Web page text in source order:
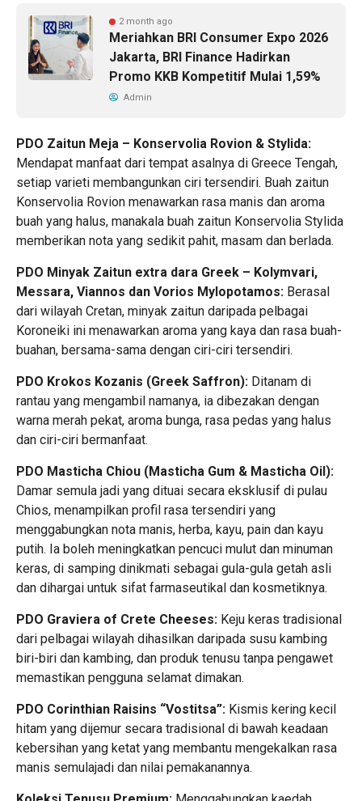
2 month ago
Meriahkan BRI Consumer Expo 2026
Jakarta, BRI Finance Hadirkan
Promo KKB Kompetitif Mulai 1,59%
Admin
PDO Zaitun Meja – Konservolia Rovion & Stylida:
Mendapat manfaat dari tempat asalnya di Greece Tengah,
setiap varieti membangunkan ciri tersendiri. Buah zaitun
Konservolia Rovion menawarkan rasa manis dan aroma
buah yang halus, manakala buah zaitun Konservolia Stylida
memberikan nota yang sedikit pahit, masam dan berlada.
PDO Minyak Zaitun extra dara Greek – Kolymvari,
Messara, Viannos dan Vorios Mylopotamos: Berasal
dari wilayah Cretan, minyak zaitun daripada pelbagai
Koroneiki ini menawarkan aroma yang kaya dan rasa buah-
buahan, bersama-sama dengan ciri-ciri tersendiri.
PDO Krokos Kozanis (Greek Saffron): Ditanam di
rantau yang mengambil namanya, ia dibezakan dengan
warna merah pekat, aroma bunga, rasa pedas yang halus
dan ciri-ciri bermanfaat.
PDO Masticha Chiou (Masticha Gum & Masticha Oil):
Damar semula jadi yang dituai secara eksklusif di pulau
Chios, menampilkan profil rasa tersendiri yang
menggabungkan nota manis, herba, kayu, pain dan kayu
putih. Ia boleh meningkatkan pencuci mulut dan minuman
keras, di samping dinikmati sebagai gula-gula getah asli
dan dihargai untuk sifat farmaseutikal dan kosmetiknya.
PDO Graviera of Crete Cheeses: Keju keras tradisional
dari pelbagai wilayah dihasilkan daripada susu kambing
biri-biri dan kambing, dan produk tenusu tanpa pengawet
memastikan pengguna selamat dimakan.
PDO Corinthian Raisins “Vostitsa”: Kismis kering kecil
hitam yang dijemur secara tradisional di bawah keadaan
kebersihan yang ketat yang membantu mengekalkan rasa
manis semulajadi dan nilai pemakanannya.